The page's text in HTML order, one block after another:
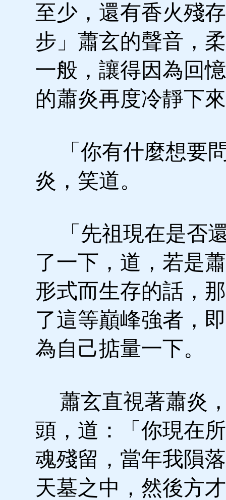
至少，還有香火殘
步」蕭玄的聲音，
一般，讓得因為回
的蕭炎再度冷靜下
「你有什麼想要
炎，笑道。
「先祖現在是否
了一下，道，若是
形式而生存的話，
了這等巔峰強者，
為自己掂量一下。
蕭玄直視著蕭炎
頭，道：「你現在
魂殘留，當年我隕
天墓之中，然後方